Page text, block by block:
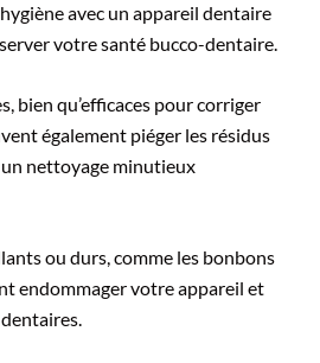
avec un appareil dentaire
votre santé bucco-dentaire.
bien qu’efficaces pour corriger
également piéger les résidus
nettoyage minutieux
ou durs, comme les bonbons
endommager votre appareil et